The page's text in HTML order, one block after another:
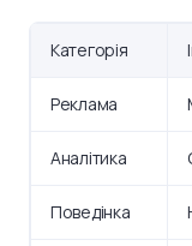
Категорія
Реклама
Аналітика
Поведінка